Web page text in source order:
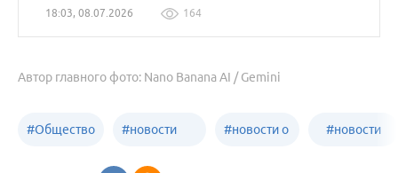
18:03, 08.07.2026 164
Автор главного фото: Nano Banana AI / Gemini
#Общество #новости
образования
#новости о #новости